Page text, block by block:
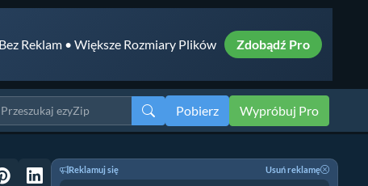
Reklam • Większe Rozmiary Plików Zdobądź Pro
Pobierz Wypróbuj Pro
Reklamuj się Usuń reklamę